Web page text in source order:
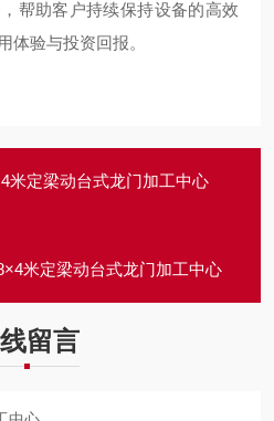
帮助客户持续保持设备的高效
体验与投资回报。
米定梁动台式龙门加工中心
米定梁动台式龙门加工中心
留言